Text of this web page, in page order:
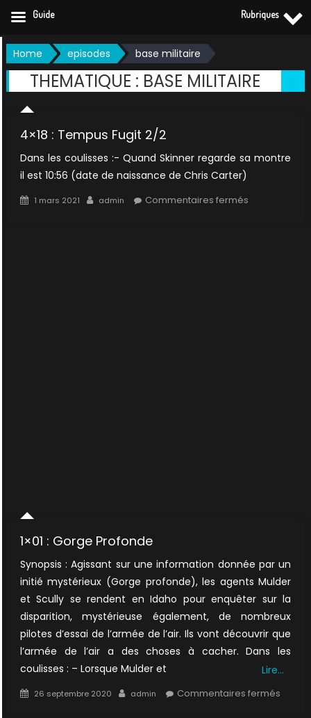
Skip
to
content
Home episodes base militaire
THEMATIQUE : BASE MILITAIRE
4×18 : Tempus Fugit 2/2
Dans les coulisses :- Quand Skinner regarde sa montre
il est 10:56 (date de naissance de Chris Carter)
Posted
1 mars 2021 Author
admin Commentaires ferméssur
1×01 : Gorge Profonde
Synopsis : Agissant sur une information donnée par un
initié mystérieux (Gorge profonde), les agents Mulder
et Scully se rendent en Idaho pour enquêter sur la
disparition, mystérieuse également, de nombreux
pilotes d’essai de l’armée de l’air. Ils vont découvrir que
l’armée de l’air a des choses à cacher. Dans les
coulisses : – Lorsque Mulder et
Lire…
Posted
26 septembre 2020 Author
admin Commentaires ferméssur
Guide Rubriques